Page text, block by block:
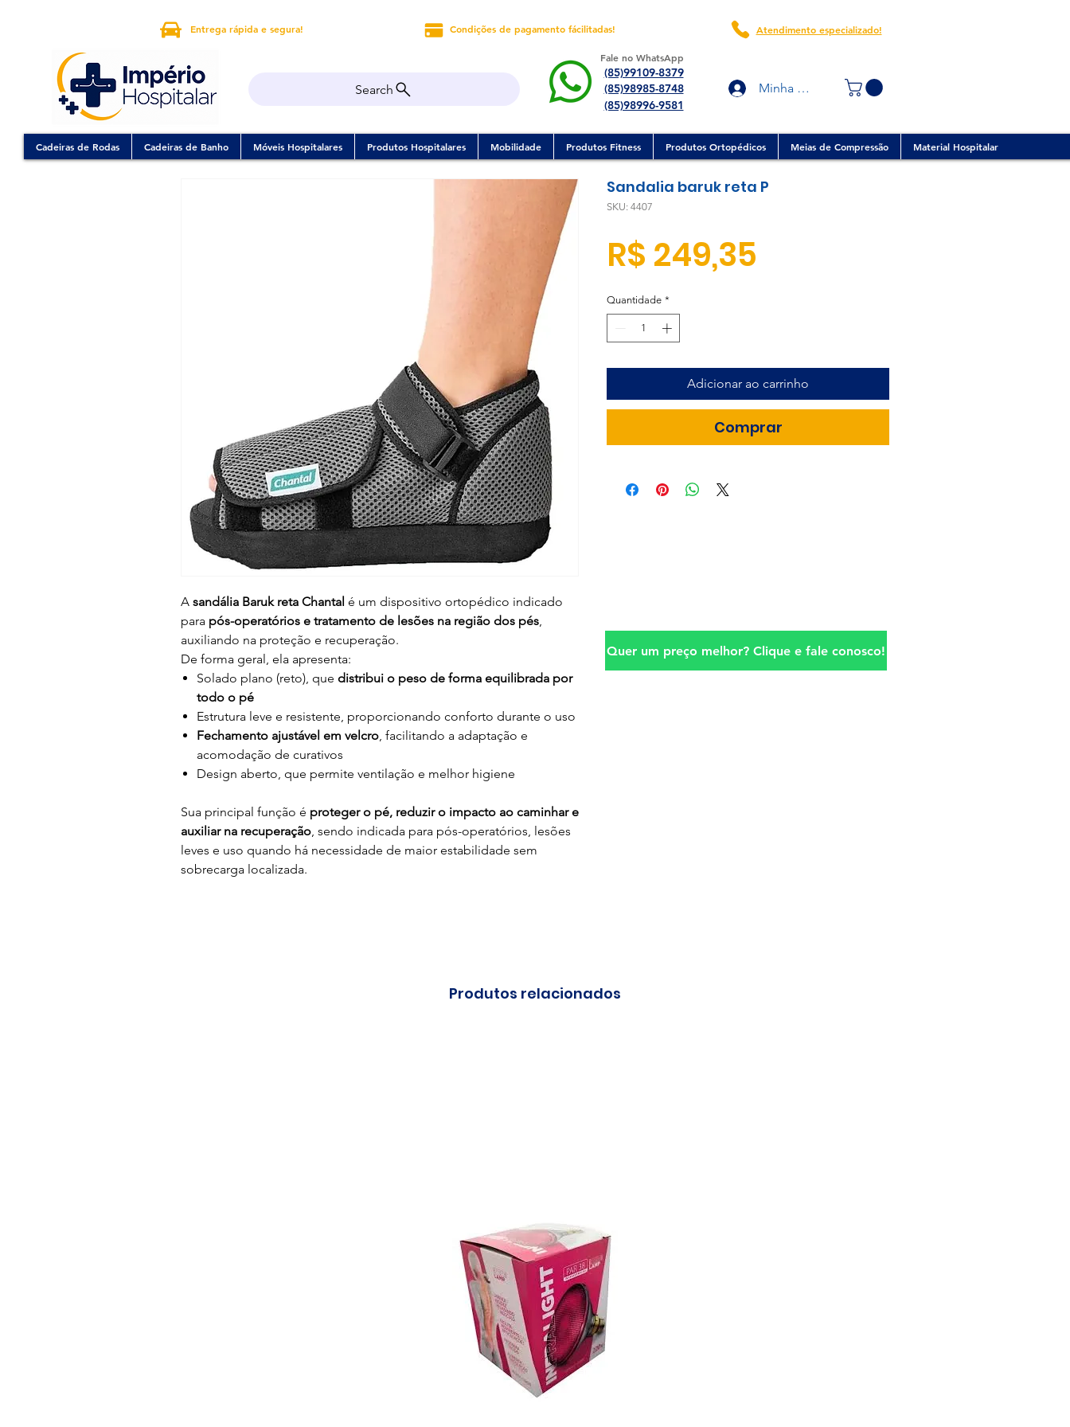
Entrega rápida e segura! Condições de pagamento fácilitadas! Atendimento especializado!
Search Minha conta
Fale no WhatsApp
(85)99109-8379
(85)98985-8748
(85)98996-9581
Cadeiras de Rodas Cadeiras de Banho Móveis Hospitalares Produtos Hospitalares Mobilidade Produtos Fitness Produtos Ortopédicos Meias de Compressão Material Hospitalar
A sandália Baruk reta Chantal é um dispositivo ortopédico indicado
para pós-operatórios e tratamento de lesões na região dos pés,
auxiliando na proteção e recuperação.
De forma geral, ela apresenta:
Solado plano (reto), que distribui o peso de forma equilibrada por
todo o pé
Estrutura leve e resistente, proporcionando conforto durante o uso
Fechamento ajustável em velcro, facilitando a adaptação e
acomodação de curativos
Design aberto, que permite ventilação e melhor higiene
Sua principal função é proteger o pé, reduzir o impacto ao caminhar e
auxiliar na recuperação, sendo indicada para pós-operatórios, lesões
leves e uso quando há necessidade de maior estabilidade sem
sobrecarga localizada.
Sandalia baruk reta P
SKU: 4407
R$ 249,35
Quantidade *
Adicionar ao carrinho
Comprar
Quer um preço melhor? Clique e fale conosco!
Produtos relacionados